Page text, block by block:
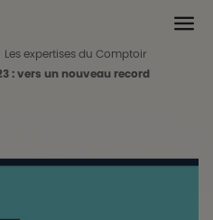
Les expertises du Comptoir
: vers un nouveau record